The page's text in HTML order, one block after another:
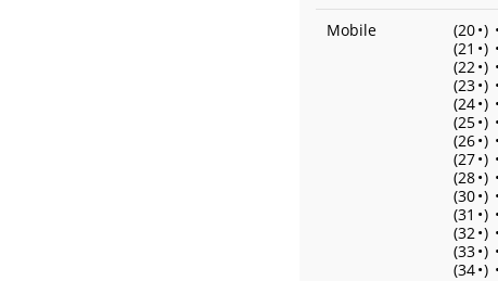
Mobile
(20•)
(21 •)
(22•)
(23•)
(24•)
(25•)
(26•)
(27•)
(28•)
(30•)
(31 •)
(32•)
(33•)
(34•)